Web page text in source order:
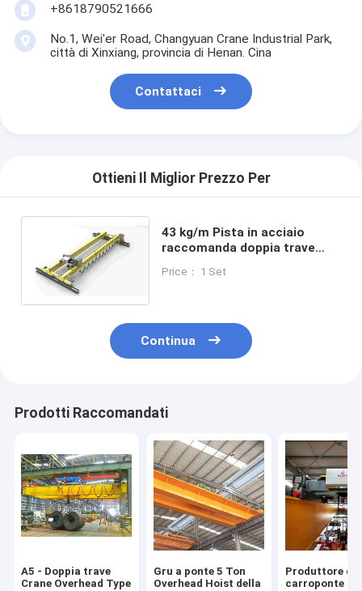
+8618790521666
No.1, Wei'er Road, Changyuan Crane Industrial Park,
città di Xinxiang, provincia di Henan. Cina
Contattaci
Ottieni Il Miglior Prezzo Per
43 kg/m Pista in acciaio
raccomanda doppia trave
di altezza di sollevamento
Price： 1 Set
Continua
Prodotti Raccomandati
A5 - Doppia trave
Crane Overhead Type
Gru a ponte 5 Ton
Overhead Hoist della
Produttore di
carroponte a